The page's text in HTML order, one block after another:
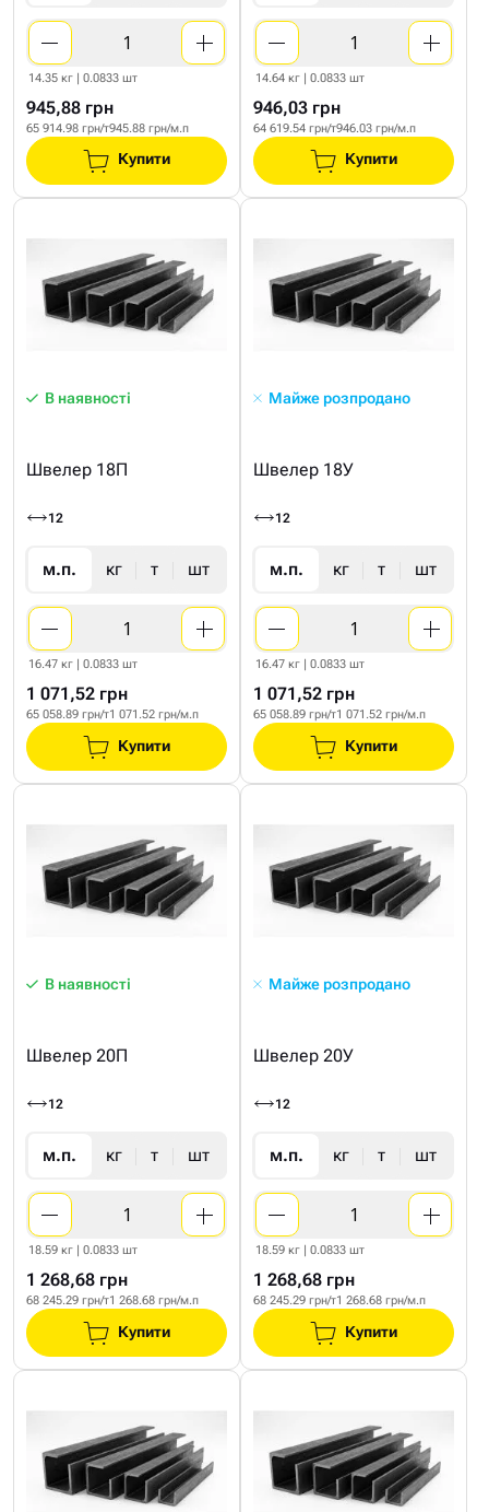
14.35 кг | 0.0833 шт
945,88 грн
65 914.98 грн/т945.88 грн/м.п
Купити
14.64 кг | 0.0833 шт
946,03 грн
64 619.54 грн/т946.03 грн/м.п
Купити
В наявності
Швелер 18П
12
м.п. кг т шт
16.47 кг | 0.0833 шт
1 071,52 грн
65 058.89 грн/т1 071.52 грн/м.п
Купити
Майже розпродано
Швелер 18У
12
м.п. кг т шт
16.47 кг | 0.0833 шт
1 071,52 грн
65 058.89 грн/т1 071.52 грн/м.п
Купити
В наявності
Швелер 20П
12
м.п. кг т шт
18.59 кг | 0.0833 шт
1 268,68 грн
68 245.29 грн/т1 268.68 грн/м.п
Купити
Майже розпродано
Швелер 20У
12
м.п. кг т шт
18.59 кг | 0.0833 шт
1 268,68 грн
68 245.29 грн/т1 268.68 грн/м.п
Купити